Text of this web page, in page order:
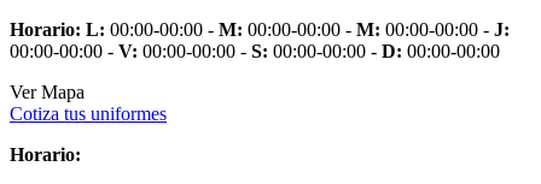
Horario: L: 00:00-00:00 - M: 00:00-00:00 - M: 00:00-00:00 - J:
00:00-00:00 - V: 00:00-00:00 - S: 00:00-00:00 - D: 00:00-00:00
Ver Mapa
Cotiza tus uniformes
Horario: